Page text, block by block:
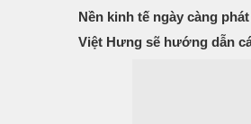
Nền kinh tế ngày càng
Việt Hưng sẽ hướng dẫn